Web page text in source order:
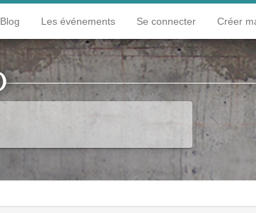
Blog Les événements Se connecter Créer
Lumière et reflet S'asseoir